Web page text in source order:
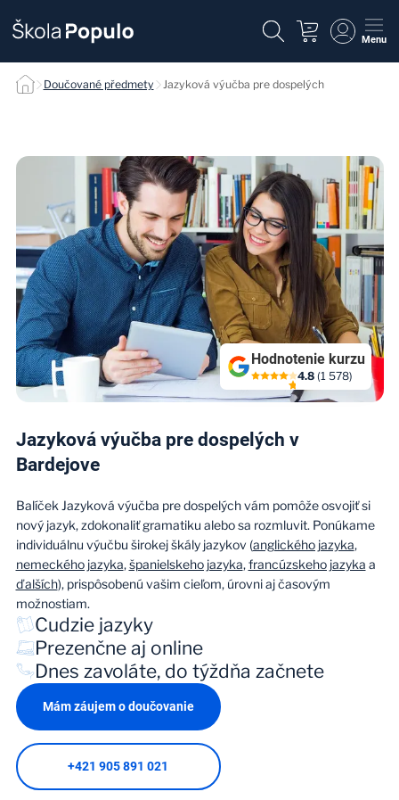
Menu
Doučované předmety
Jazyková výučba pre dospelých
Hodnotenie kurzu
4.8 (1 578)
Jazyková výučba pre dospelých v
Bardejove
Balíček Jazyková výučba pre dospelých vám pomôže osvojiť si
nový jazyk, zdokonaliť gramatiku alebo sa rozmluvit. Ponúkame
individuálnu výučbu širokej škály jazykov (anglického jazyka,
nemeckého jazyka,španielskeho jazyka,francúzskeho jazyka a
ďalších), prispôsobenú vašim cieľom, úrovni aj časovým
možnostiam.
Cudzie jazyky
Prezenčne aj online
Dnes zavoláte, do týždňa začnete
Mám záujem o doučovanie
+421 905 891 021